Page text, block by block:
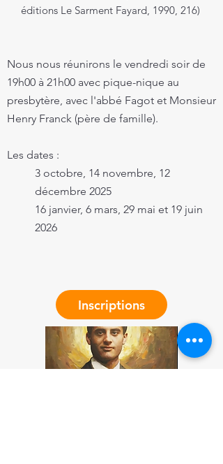
éditions Le Sarment Fayard, 1990, 216)
Nous nous réunirons le vendredi soir de
19h00 à 21h00 avec pique-nique au
presbytère, avec l'abbé Fagot et Monsieur
Henry Franck (père de famille).
Les dates :
3 octobre, 14 novembre, 12
décembre 2025
16 janvier, 6 mars, 29 mai et 19 juin
2026
Inscriptions